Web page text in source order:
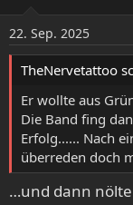
n
e
22. Sep. 2025
TheNervetattoo
Er wollte aus
Die Band fing
Erfolg...... Nach
überreden doch
…und dann